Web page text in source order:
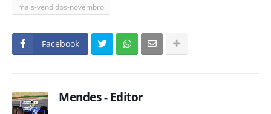
mais-vendidos-novembro
Facebook
Mendes - Editor